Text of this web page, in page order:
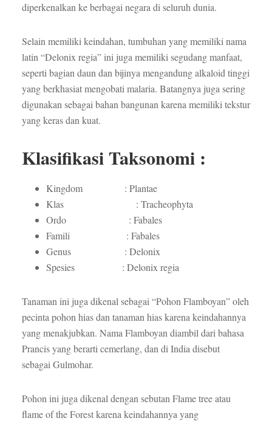
diperkenalkan ke berbagai negara di seluruh dunia.
Selain memiliki keindahan, tumbuhan yang memiliki nama
latin “Delonix regia” ini juga memiliki segudang manfaat,
seperti bagian daun dan bijinya mengandung alkaloid tinggi
yang berkhasiat mengobati malaria. Batangnya juga sering
digunakan sebagai bahan bangunan karena memiliki tekstur
yang keras dan kuat.
Klasifikasi Taksonomi :
Kingdom : Plantae
Klas : Tracheophyta
Ordo : Fabales
Famili : Fabales
Genus : Delonix
Spesies : Delonix regia
Tanaman ini juga dikenal sebagai “Pohon Flamboyan” oleh
pecinta pohon hias dan tanaman hias karena keindahannya
yang menakjubkan. Nama Flamboyan diambil dari bahasa
Prancis yang berarti cemerlang, dan di India disebut
sebagai Gulmohar.
Pohon ini juga dikenal dengan sebutan Flame tree atau
flame of the Forest karena keindahannya yang